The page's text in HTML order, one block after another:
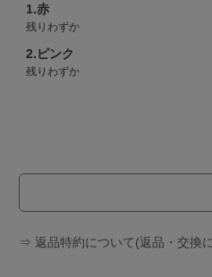
1.赤
残りわずか
2.ピンク
残りわずか
⇒ 返品特約について(返品・交換